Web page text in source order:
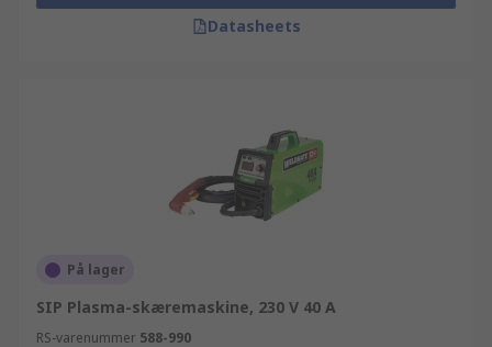
Datasheets
På lager
SIP Plasma-skæremaskine, 230 V 40 A
RS-varenummer 588-990